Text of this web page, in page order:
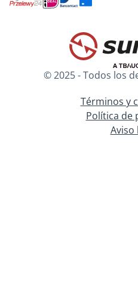
© 2025 - Todos los
Términos y
Política de
Aviso